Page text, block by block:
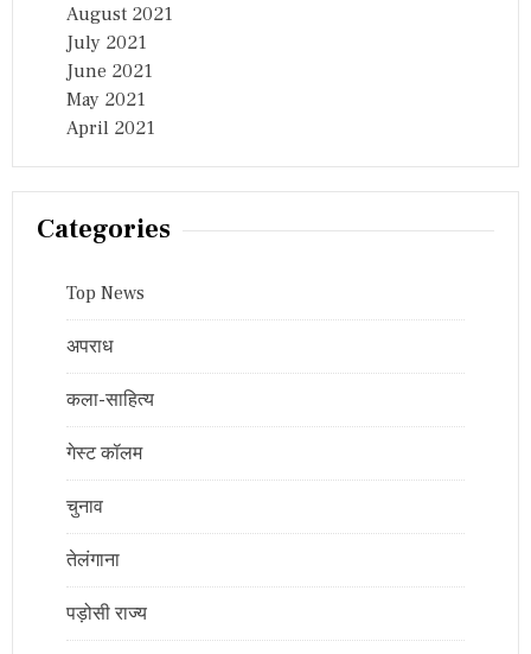
August 2021
July 2021
June 2021
May 2021
April 2021
Categories
Top News
अपराध
कला-साहित्य
गेस्ट कॉलम
चुनाव
तेलंगाना
पड़ोसी राज्य